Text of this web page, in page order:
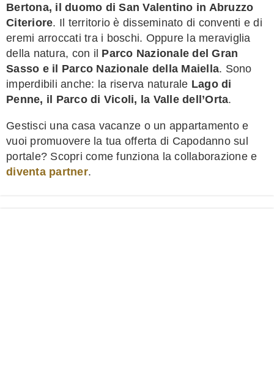
Bertona, il duomo di San Valentino in Abruzzo
Citeriore. Il territorio è disseminato di conventi e di
eremi arroccati tra i boschi. Oppure la meraviglia
della natura, con il Parco Nazionale del Gran
Sasso e il Parco Nazionale della Maiella. Sono
imperdibili anche: la riserva naturale Lago di
Penne, il Parco di Vicoli, la Valle dell’Orta.
Gestisci una casa vacanze o un appartamento e
vuoi promuovere la tua offerta di Capodanno sul
portale? Scopri come funziona la collaborazione e
diventa partner.